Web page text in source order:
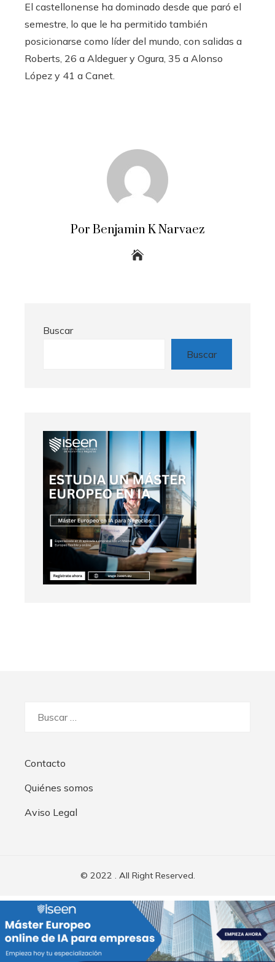
El castellonense ha dominado desde que paró el
semestre, lo que le ha permitido también
posicionarse como líder del mundo, con salidas a
Roberts, 26 a Aldeguer y Ogura, 35 a Alonso
López y 41 a Canet.
Por Benjamin K Narvaez
Buscar
Buscar
Contacto
Quiénes somos
Aviso Legal
© 2022 . All Right Reserved.